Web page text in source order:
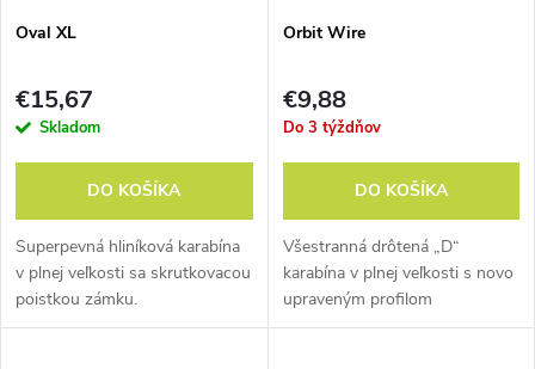
Oval XL
€15,67
Skladom
DO KOŠÍKA
Superpevná hliníková karabína
v plnej veľkosti sa skrutkovacou
poistkou zámku.
Orbit Wire
€9,88
Do 3 týždňov
DO KOŠÍKA
Všestranná drôtená „D“
karabína v plnej veľkosti s novo
upraveným profilom
zaisťujúcim lepšie parametre.